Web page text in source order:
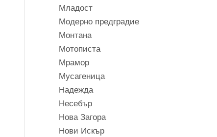
Младост
Модерно предградие
Монтана
Мотописта
Мрамор
Мусагеница
Надежда
Несебър
Нова Загора
Нови Искър